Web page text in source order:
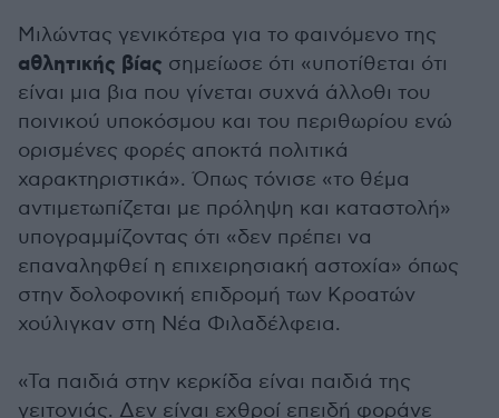
Μιλώντας γενικότερα για το φαινόμενο της
αθλητικής βίας σημείωσε ότι «υποτίθεται ότι
είναι μια βια που γίνεται συχνά άλλοθι του
ποινικού υποκόσμου και του περιθωρίου ενώ
ορισμένες φορές αποκτά πολιτικά
χαρακτηριστικά». Όπως τόνισε «το θέμα
αντιμετωπίζεται με πρόληψη και καταστολή»
υπογραμμίζοντας ότι «δεν πρέπει να
επαναληφθεί η επιχειρησιακή αστοχία» όπως
στην δολοφονική επιδρομή των Κροατών
χούλιγκαν στη Νέα Φιλαδέλφεια.
«Τα παιδιά στην κερκίδα είναι παιδιά της
γειτονιάς. Δεν είναι εχθροί επειδή φοράνε